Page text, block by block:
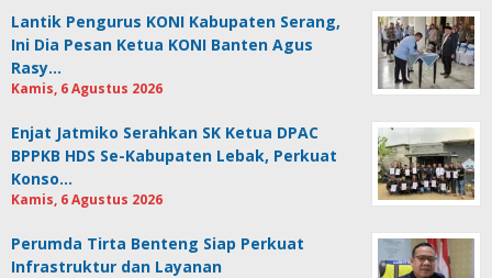
Lantik Pengurus KONI Kabupaten Serang,
Ini Dia Pesan Ketua KONI Banten Agus
Rasy…
Kamis, 6 Agustus 2026
Enjat Jatmiko Serahkan SK Ketua DPAC
BPPKB HDS Se-Kabupaten Lebak, Perkuat
Konso…
Kamis, 6 Agustus 2026
Perumda Tirta Benteng Siap Perkuat
Infrastruktur dan Layanan